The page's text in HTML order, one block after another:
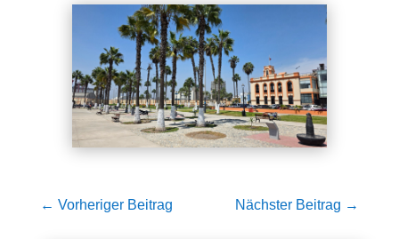
← Vorheriger Beitrag Nächster Beitrag →